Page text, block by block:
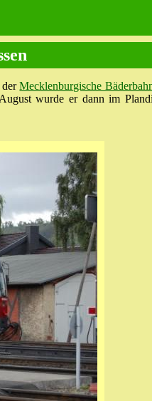
derMecklenburgische
wurde er dann im